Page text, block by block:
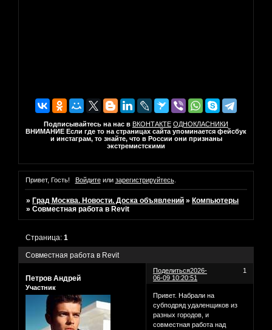
Подписывайтесь на нас в ВКОНТАКТЕ ОДНОКЛАСНИКИ
ВНИМАНИЕ Если где то на страницах сайта упоминается фейсбук
и инстаграм, то знайте, что в России они признаны
экстремистскими
Привет, Гость! Войдитеили зарегистрируйтесь.
» Град Москва. Новости. Доска объявлений » Компьютеры
»Совместная работа в Revit
Совместная работа в Revit
Страница:1
Поделиться 1
2026-
06-09 10:20:51
Петров Андрей
Участник
Привет. Набрали на
субподряд удаленщиков из
разных городов, и
совместная работа над